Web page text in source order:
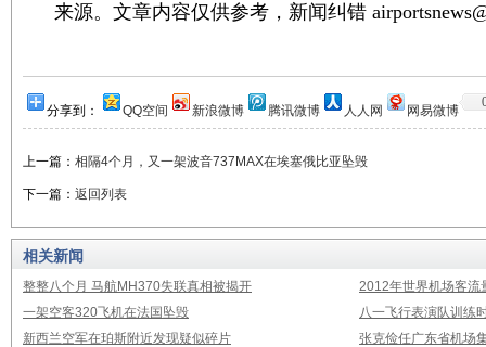
来源。文章内容仅供参考，新闻纠错
分享到： QQ空间 新浪微博 腾讯微博 人人网 网易微博
上一篇： 相隔4个月，又一架波音737MAX在埃塞俄比亚坠毁
下一篇： 返回列表
相关新闻
整整八个月 马航MH370失联真相被揭开
2012年世界机场客流
一架空客320飞机在法国坠毁
八一飞行表演队训练
新西兰空军在珀斯附近发现疑似碎片
张克俭任广东省机场